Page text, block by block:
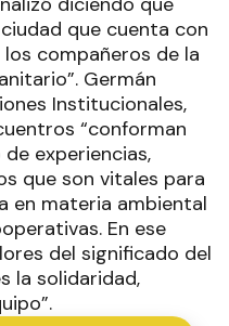
que cuenta con
compañeros de la
Germán
Institucionales,
“conforman
experiencias,
que son vitales para
en materia ambiental
En ese
del significado del
la solidaridad,